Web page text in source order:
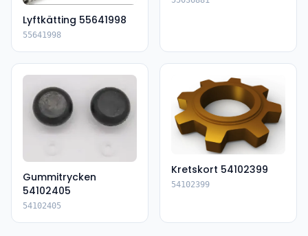
Lyftkätting 55641998
55641998
Gummitrycken
54102405
54102405
Kretskort 54102399
54102399